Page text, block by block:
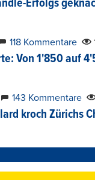
Erfolgs
118 Kommentare
Von 1'850 auf
143 Kommentare
kroch Zürichs